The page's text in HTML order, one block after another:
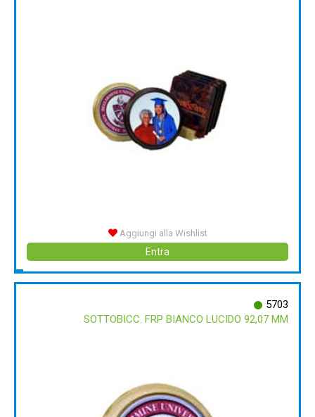
Aggiungi alla Wishlist
Entra
5703
SOTTOBICC. FRP BIANCO LUCIDO 92,07 MM